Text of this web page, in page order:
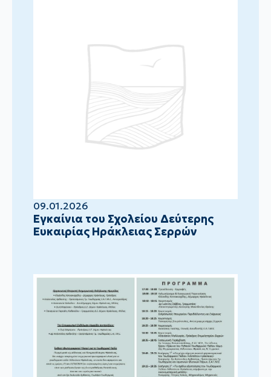
09.01.2026
Eγκαίνια του Σχολείου Δεύτερης
Ευκαιρίας Ηράκλειας Σερρών